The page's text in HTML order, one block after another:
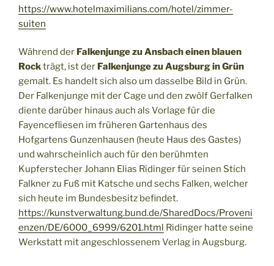
https://www.hotelmaximilians.com/hotel/zimmer-
suiten
Während der Falkenjunge zu Ansbach einen blauen
Rockträgt, ist der Falkenjunge zu Augsburg in Grün
gemalt. Es handelt sich also um dasselbe Bild in Grün.
Der Falkenjunge mit der Cage und den zwölf Gerfalken
diente darüber hinaus auch als Vorlage für die
Fayencefliesen im früheren Gartenhaus des
Hofgartens Gunzenhausen (heute Haus des Gastes)
und wahrscheinlich auch für den berühmten
Kupferstecher Johann Elias Ridinger für seinen Stich
Falkner zu Fuß mit Katsche und sechs Falken, welcher
sich heute im Bundesbesitz befindet.
https://kunstverwaltung.bund.de/SharedDocs/Proveni
enzen/DE/6000_6999/6201.html Ridinger hatte seine
Werkstatt mit angeschlossenem Verlag in Augsburg.